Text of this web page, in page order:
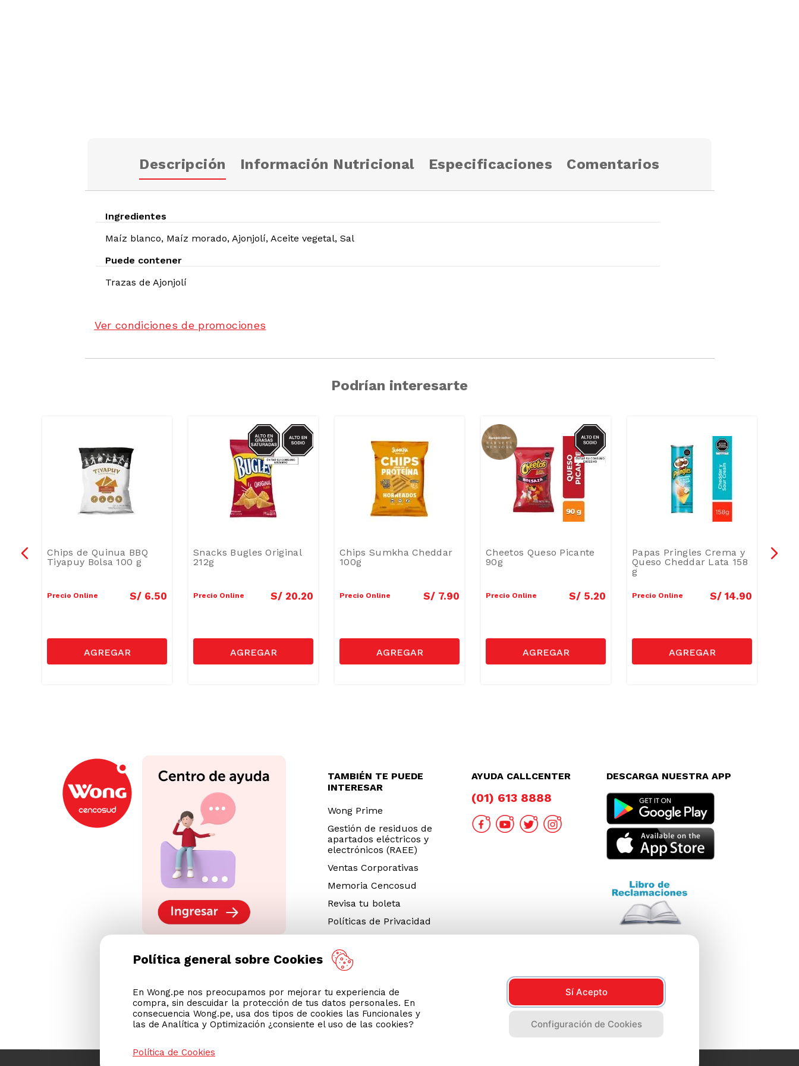
Descripción Información Nutricional Especificaciones Comentarios
Ingredientes
Maíz blanco, Maíz morado, Ajonjolí, Aceite vegetal, Sal
Puede contener
Trazas de Ajonjolí
Ver condiciones de promociones
Podrían interesarte
Chips de Quinua BBQ
Tiyapuy Bolsa 100 g
Precio Online S/ 6.50
SODIO/GRASAS-
SAT
Snacks Bugles Original
212g
Precio Online S/ 20.20
Chips Sumkha Cheddar
100g
Precio Online S/ 7.90
SODIO
Cheetos Queso Picante
90g
Precio Online S/ 5.20
Papas Pringles Crema y
Queso Cheddar Lata 158
g
Precio Online S/ 14.90
TAMBIÉN TE PUEDE
INTERESAR
Wong Prime
Gestión de residuos de
apartados eléctricos y
electrónicos (RAEE)
Ventas Corporativas
Memoria Cencosud
Revisa tu boleta
Políticas de Privacidad
Legales
Código de Ética
Cyber Wong 2026
Decargar App
AYUDA CALLCENTER
(01) 613 8888
DESCARGA NUESTRA APP
Política general sobre Cookies
En Wong.pe nos preocupamos por mejorar tu experiencia de
compra, sin descuidar la protección de tus datos personales. En
consecuencia Wong.pe, usa dos tipos de cookies las Funcionales y
las de Analítica y Optimización ¿consiente el uso de las cookies?
Sí Acepto
Configuración de Cookies
Política de Cookies